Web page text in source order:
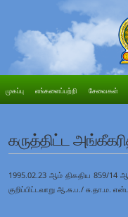
முகப்பு எங்களைப்பற்றி சேவைகள்
கருத்திட்ட
1995.02.23 ஆம் திகதிய 859/14
குறிப்பிட்டவாறு ஆ.சு.ப./